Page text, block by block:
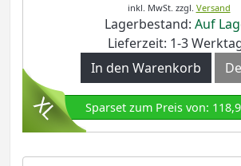
inkl. MwSt. zzgl. Versand
Lagerbestand: Auf
Lieferzeit: 1-3
In den Warenkorb
Sparset zum Preis von: